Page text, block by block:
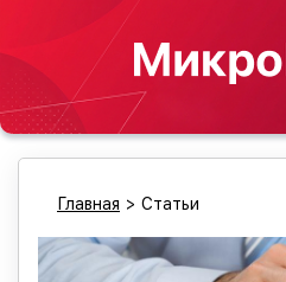
Главная > Статьи